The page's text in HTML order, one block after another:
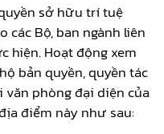
sở hữu trí tuệ
Bộ, ban ngành liên
hiện. Hoạt động xem
bản quyền, quyền tác
văn phòng đại diện của
điểm này như sau: